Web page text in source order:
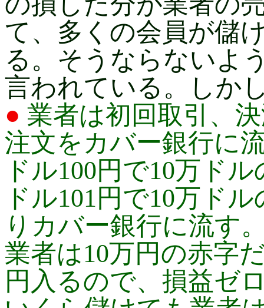
て、多くの会員が儲
る。そうならないよ
言われている。しか
● 業者は初回取引、
注文をカバー銀行に
ドル100円で10万ド
ドル101円で10万ド
りカバー銀行に流す
業者は10万円の赤字
円入るので、損益ゼ